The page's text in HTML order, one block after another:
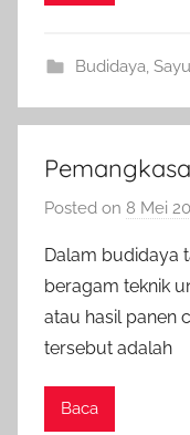
Budidaya,
Posted on 8 Mei
Dalam budidaya
beragam teknik
atau hasil panen
tersebut adalah
Baca